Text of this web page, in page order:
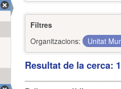
Filtres
Organitzacions:
Unitat
Resultat de la cerca: